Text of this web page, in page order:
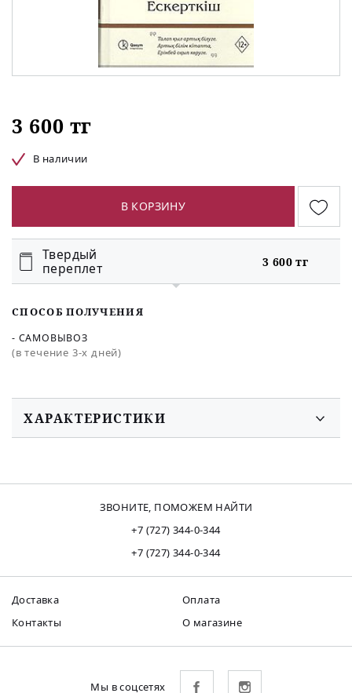
3 600 тг
В наличии
В КОРЗИНУ
Твердый
переплет
3 600 тг
СПОСОБ ПОЛУЧЕНИЯ
- САМОВЫВОЗ
(в течение 3-х дней)
ХАРАКТЕРИСТИКИ
ЗВОНИТЕ, ПОМОЖЕМ НАЙТИ
+7 (727) 344-0-344
+7 (727) 344-0-344
Доставка
Оплата
Контакты
О магазине
Мы в соцсетях